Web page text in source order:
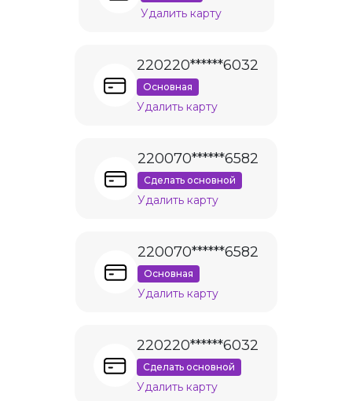
Удалить карту
220220******6032
Основная
Удалить карту
220070******6582
Сделать основной
Удалить карту
220070******6582
Основная
Удалить карту
220220******6032
Сделать основной
Удалить карту